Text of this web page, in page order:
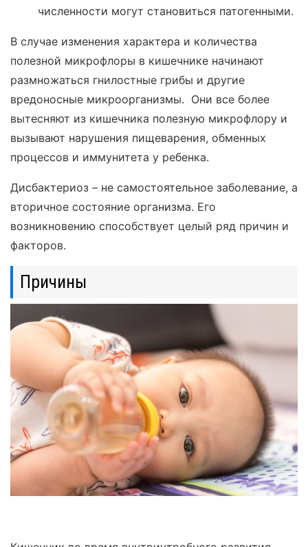
численности могут становиться патогенными.
В случае изменения характера и количества
полезной микрофлоры в кишечнике начинают
размножаться гнилостные грибы и другие
вредоносные микроорганизмы. Они все более
вытесняют из кишечника полезную микрофлору и
вызывают нарушения пищеварения, обменных
процессов и иммунитета у ребенка.
Дисбактериоз – не самостоятельное заболевание, а
вторичное состояние организма. Его
возникновению способствует целый ряд причин и
факторов.
Причины